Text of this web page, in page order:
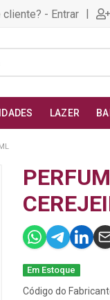
cliente? - Entrar |
LAZER
Em Estoque
Código do